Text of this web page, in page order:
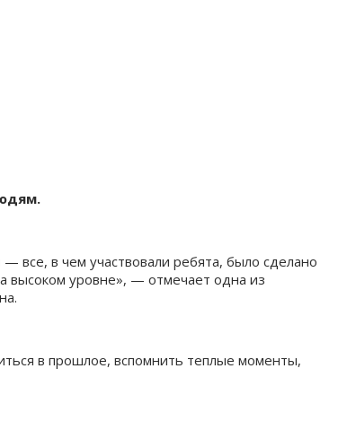
все, в чем участвовали ребята, было сделано
высоком уровне», — отмечает одна из
в прошлое, вспомнить теплые моменты,